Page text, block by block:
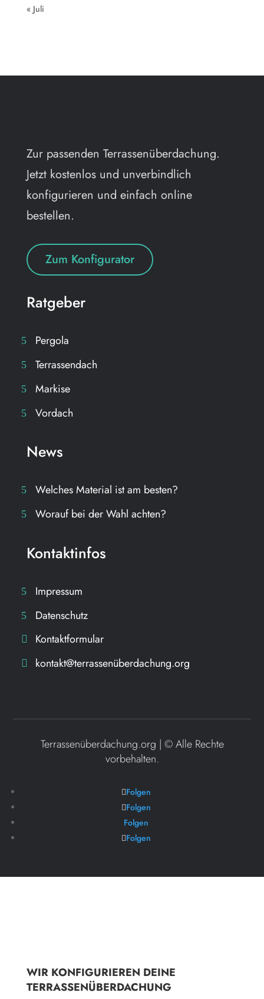
« Juli
Zur passenden Terrassenüberdachung.
Jetzt kostenlos und unverbindlich
konfigurieren und einfach online
bestellen.
Zum Konfigurator
Ratgeber
Pergola
Terrassendach
Markise
Vordach
News
Welches Material ist am besten?
Worauf bei der Wahl achten?
Kontaktinfos
Impressum
Datenschutz
Kontaktformular
kontakt@terrassenüberdachung.org
Terrassenüberdachung.org | ©Alle Rechte
vorbehalten.
Folgen
Folgen
Folgen
Folgen
WIR KONFIGURIEREN DEINE
TERRASSENÜBERDACHUNG